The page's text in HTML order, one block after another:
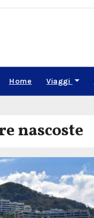
Home Viaggi
nascoste